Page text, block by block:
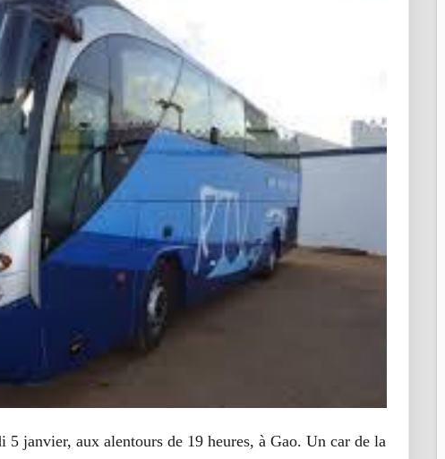
5 janvier, aux alentours de 19 heures, à Gao. Un car de la